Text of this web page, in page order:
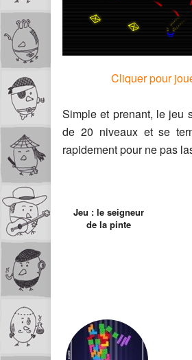
Cliquer pour
Simple et prenant, le jeu
de 20 niveaux et se
rapidement pour ne pas
Jeu : le seigneur
de la pinte